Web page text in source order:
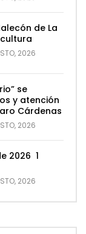
de La
2026
se
y atención
Cárdenas
2026
2026 1
2026